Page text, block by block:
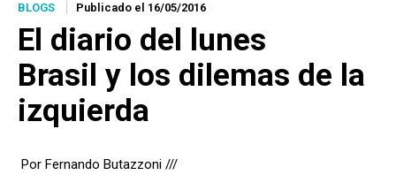
BLOGS Publicado el 16/05/2016
El diario del lunes
Brasil y los dilemas de la
izquierda
Por Fernando Butazzoni ///